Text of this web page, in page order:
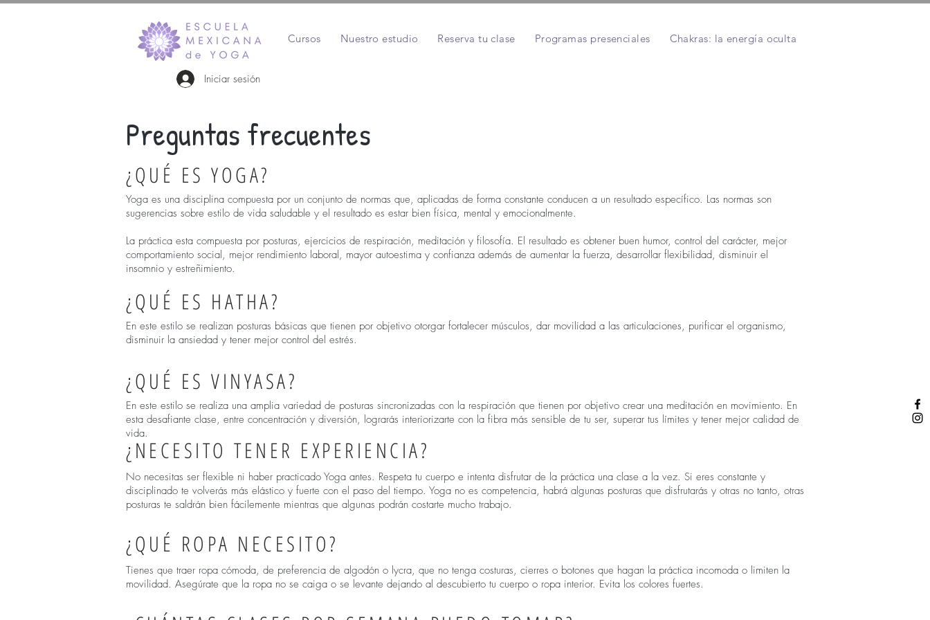
Cursos Nuestro estudio Reserva tu clase Programas presenciales Chakras: la energía oculta
Iniciar sesión
Preguntas frecuentes
¿QUÉ ES YOGA?
Yoga es una disciplina compuesta por un conjunto de normas que, aplicadas de forma constante conducen a un resultado específico. Las normas son
sugerencias sobre estilo de vida saludable y el resultado es estar bien física, mental y emocionalmente.
La práctica esta compuesta por posturas, ejercicios de respiración, meditación y filosofía. El resultado es obtener buen humor, control del carácter, mejor
comportamiento social, mejor rendimiento laboral, mayor autoestima y confianza además de aumentar la fuerza, desarrollar flexibilidad, disminuir el
insomnio y estreñimiento.
¿QUÉ ES HATHA?
En este estilo se realizan posturas básicas que tienen por objetivo otorgar fortalecer músculos, dar movilidad a las articulaciones, purificar el organismo,
disminuir la ansiedad y tener mejor control del estrés.
¿QUÉ ES VINYASA?
En este estilo se realiza una amplia variedad de posturas sincronizadas con la respiración que tienen por objetivo crear una meditación en movimiento. En
esta desafiante clase, entre concentración y diversión, lograrás interiorizarte con la fibra más sensible de tu ser, superar tus límites y tener mejor calidad de
vida.
¿NECESITO TENER EXPERIENCIA?
No necesitas ser flexible ni haber practicado Yoga antes. Respeta tu cuerpo e intenta disfrutar de la práctica una clase a la vez. Si eres constante y
disciplinado te volverás más elástico y fuerte con el paso del tiempo. Yoga no es competencia, habrá algunas posturas que disfrutarás y otras no tanto, otras
posturas te saldrán bien fácilemente mientras que algunas podrán costarte mucho trabajo.
¿QUÉ ROPA NECESITO?
Tienes que traer ropa cómoda, de preferencia de algodón o lycra, que no tenga costuras, cierres o botones que hagan la práctica incomoda o limiten la
movilidad. Asegúrate que la ropa no se caiga o se levante dejando al descubierto tu cuerpo o ropa interior. Evita los colores fuertes.